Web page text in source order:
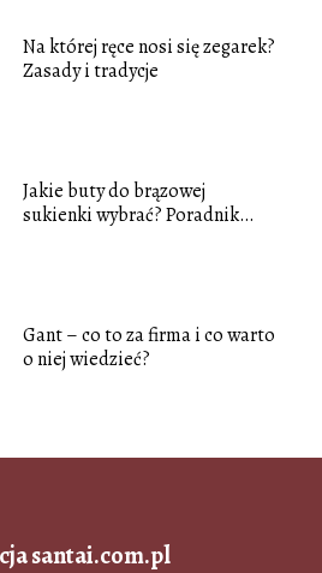
Na której ręce nosi się zegarek?
Zasady i tradycje
Jakie buty do brązowej
sukienki wybrać? Poradnik
Gant – co to za firma i co warto
o niej wiedzieć?
santai.com.pl